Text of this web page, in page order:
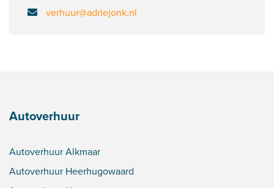
verhuur@adriejonk.nl
Autoverhuur
Autoverhuur Alkmaar
Autoverhuur Heerhugowaard